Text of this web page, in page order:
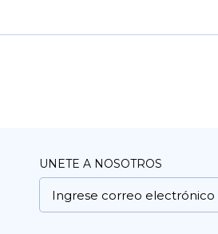
UNETE A NOSOTROS